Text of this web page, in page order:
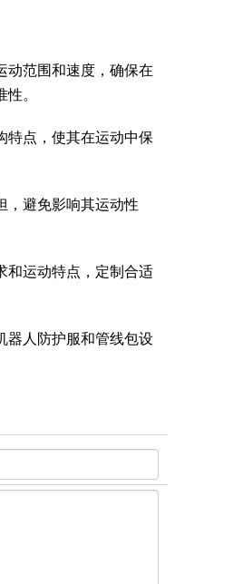
动范围和速度，确保在
。
特点，使其在运动中保
，避免影响其运动性
和运动特点，定制合适
器人防护服和管线包设